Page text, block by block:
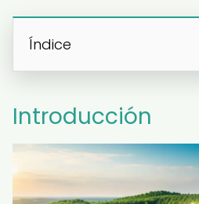
Índice
Introducción